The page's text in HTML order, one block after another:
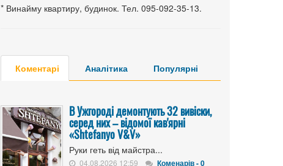
* Винайму квартиру, будинок. Тел. 095-092-35-13.
Коментарі Аналітика Популярні
В Ужгороді демонтують 32 вивіски,
серед них – відомої кав'ярні
«Shtefanyo V&V»
Руки геть від майстра...
04.08.2026 12:59 Коменарів - 0